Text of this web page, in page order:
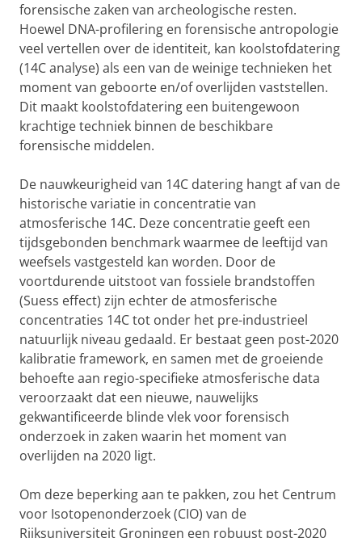
forensische zaken van archeologische resten.
Hoewel DNA-profilering en forensische antropologie
veel vertellen over de identiteit, kan koolstofdatering
(14C analyse) als een van de weinige technieken het
moment van geboorte en/of overlijden vaststellen.
Dit maakt koolstofdatering een buitengewoon
krachtige techniek binnen de beschikbare
forensische middelen.
De nauwkeurigheid van 14C datering hangt af van de
historische variatie in concentratie van
atmosferische 14C. Deze concentratie geeft een
tijdsgebonden benchmark waarmee de leeftijd van
weefsels vastgesteld kan worden. Door de
voortdurende uitstoot van fossiele brandstoffen
(Suess effect) zijn echter de atmosferische
concentraties 14C tot onder het pre-industrieel
natuurlijk niveau gedaald. Er bestaat geen post-2020
kalibratie framework, en samen met de groeiende
behoefte aan regio-specifieke atmosferische data
veroorzaakt dat een nieuwe, nauwelijks
gekwantificeerde blinde vlek voor forensisch
onderzoek in zaken waarin het moment van
overlijden na 2020 ligt.
Om deze beperking aan te pakken, zou het Centrum
voor Isotopenonderzoek (CIO) van de
Rijksuniversiteit Groningen een robuust post-2020